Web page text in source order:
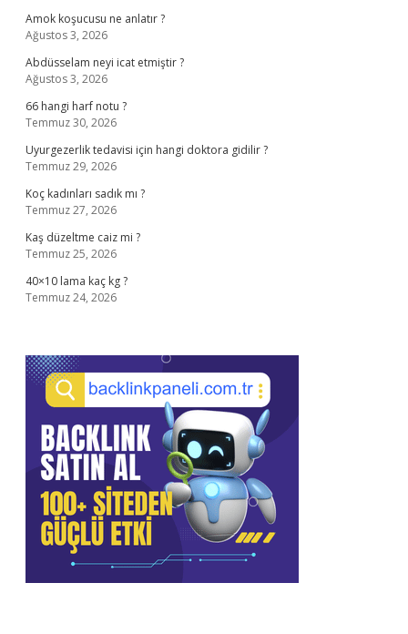
Amok koşucusu ne anlatır ?
Ağustos 3, 2026
Abdüsselam neyi icat etmiştir ?
Ağustos 3, 2026
66 hangi harf notu ?
Temmuz 30, 2026
Uyurgezerlik tedavisi için hangi doktora gidilir ?
Temmuz 29, 2026
Koç kadınları sadık mı ?
Temmuz 27, 2026
Kaş düzeltme caiz mi ?
Temmuz 25, 2026
40×10 lama kaç kg ?
Temmuz 24, 2026